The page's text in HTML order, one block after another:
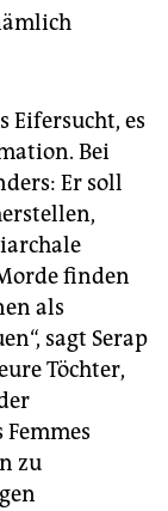
Eifersucht, es
Bei
Er soll
finden
als
sagt Serap
Töchter,
zu